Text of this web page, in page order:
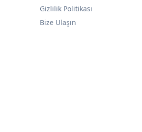
Gizlilik Politikası
Bize Ulaşın